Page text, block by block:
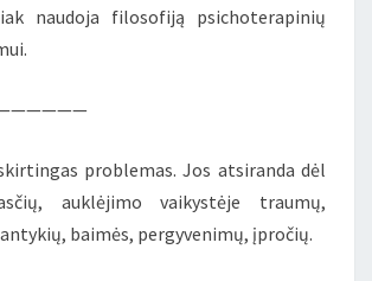
naudoja filosofiją psichoterapinių
problemas. Jos atsiranda dėl
auklėjimo vaikystėje traumų,
baimės, pergyvenimų, įpročių.